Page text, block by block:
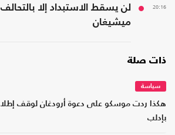
20:16
لن يسقط الاستبداد إلا
ميشيغان
ذات صلة
سياسة
هكذا ردت موسكو على دعوة أرودغان لوقف إطلاق
بإدلب